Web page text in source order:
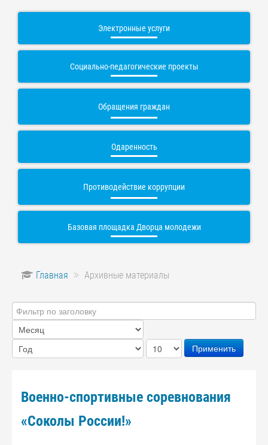
Электронные услуги
Социально-педагогические проекты
Обращения граждан
Одаренность
Противодействие коррупции
Базовая площадка Дворца молодежи
Главная Архивные материалы
Фильтр
по
заголовку
Применить
Военно-спортивные соревнования
«Соколы России!»